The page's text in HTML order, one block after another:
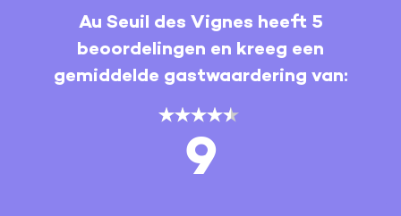
Au Seuil des Vignes heeft 5
beoordelingen en kreeg een
gemiddelde gastwaardering van:
9